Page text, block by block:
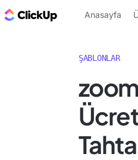
ClickUp Blog
Anasayfa
ŞABLONLAR